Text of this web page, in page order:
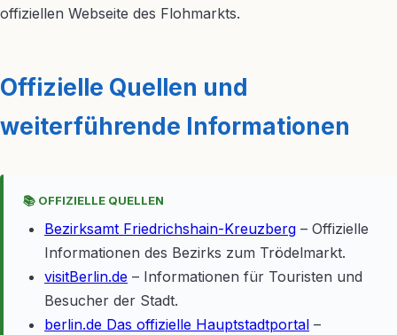
offiziellen Webseite des Flohmarkts.
Offizielle Quellen und
weiterführende Informationen
📚 OFFIZIELLE QUELLEN
Bezirksamt Friedrichshain-Kreuzberg – Offizielle
Informationen des Bezirks zum Trödelmarkt.
visitBerlin.de – Informationen für Touristen und
Besucher der Stadt.
berlin.de Das offizielle Hauptstadtportal –